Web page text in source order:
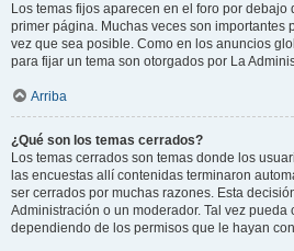
Los temas fijos aparecen en el foro por
primer página. Muchas veces son importantes
vez que sea posible. Como en los anuncios
para fijar un tema son otorgados por La
Arriba
¿Qué son los temas cerrados?
Los temas cerrados son temas donde los
las encuestas allí contenidas terminaron
ser cerrados por muchas razones. Esta
Administración o un moderador. Tal vez pueda
dependiendo de los permisos que le hayan